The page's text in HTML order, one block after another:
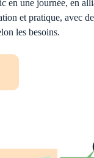
en une journée, en
et pratique, avec
les besoins.